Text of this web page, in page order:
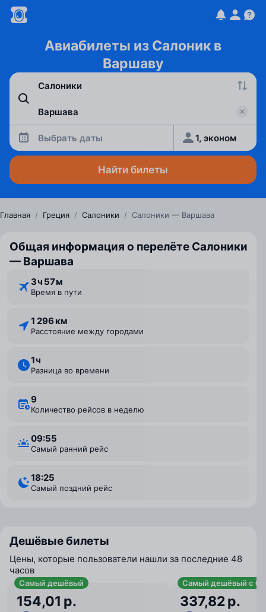
Авиабилеты из Салоник в
Варшаву
Выбрать даты 1, эконом
Найти билеты
Главная / Греция / Салоники / Салоники — Варшава
Общая информация о перелёте Салоники
— Варшава
3 ⁠ч 57 ⁠м
Время в пути
1 296 км
Расстояние между городами
1 ⁠ч
Разница во времени
9
Количество рейсов в неделю
09:55
Самый ранний рейс
18:25
Самый поздний рейс
Дешёвые билеты
Цены, которые пользователи нашли за последние 48
часов
Самый дешёвый
154,01 р.
Самый дешёвый с
337,82 р.